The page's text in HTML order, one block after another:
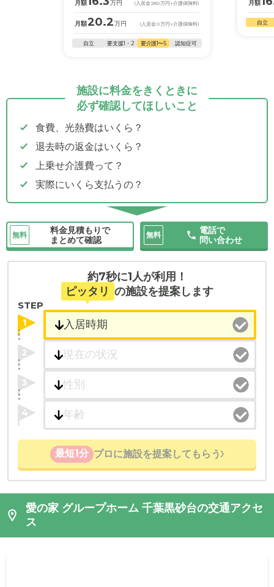
月額 万円 (入居金280万円 +介護保険料)
月額20.2万円 (入居金0万円 +介護保険料)
自立 要支援1・2 要介護1〜5 認知症可
月額
自立
施設に料金をきくときに
必ず確認してほしいこと
食費、光熱費はいくら？
退去時の返金はいくら？
上乗せ介護費って？
実際にいくら支払うの？
無料
料金見積もりで
まとめて確認
無料
電話で
問い合わせ
約7秒に1人が利用！
ピッタリ の施設を提案します
STEP
1
2
3
4
最短1分 プロに施設を提案してもらう
愛の家 グループホーム 千葉黒砂台の交通アクセ
ス